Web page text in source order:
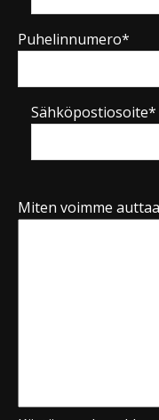
Puhelinnumero*
Sähköpostiosoite*
Miten voimme